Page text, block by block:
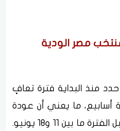
مصر الودية
حدد منذ البداية فترة تعافٍ
أسابيع، ما يعني أن عودة
لاعب سانتوس لن تكون قبل الفترة ما بين 11 و18 يونيو.